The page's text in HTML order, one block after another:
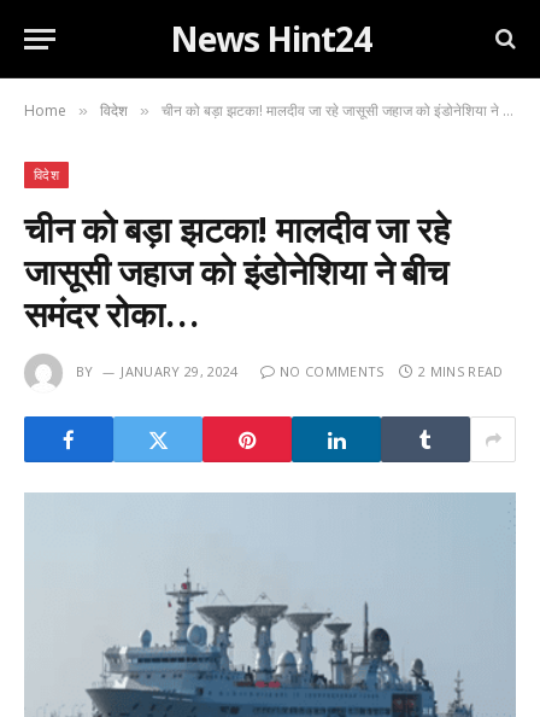
News Hint24
Home » विदेश » चीन को बड़ा झटका! मालदीव जा रहे जासूसी जहाज को इंडोनेशिया ने बीच समंदर रोका…
विदेश
चीन को बड़ा झटका! मालदीव जा रहे
जासूसी जहाज को इंडोनेशिया ने बीच
समंदर रोका…
BY JANUARY 29, 2024 NO COMMENTS 2 MINS READ